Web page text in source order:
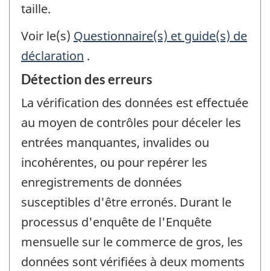
taille.
Voir le(s) Questionnaire(s) et guide(s) de
déclaration .
Détection des erreurs
La vérification des données est effectuée
au moyen de contrôles pour déceler les
entrées manquantes, invalides ou
incohérentes, ou pour repérer les
enregistrements de données
susceptibles d'être erronés. Durant le
processus d'enquête de l'Enquête
mensuelle sur le commerce de gros, les
données sont vérifiées à deux moments